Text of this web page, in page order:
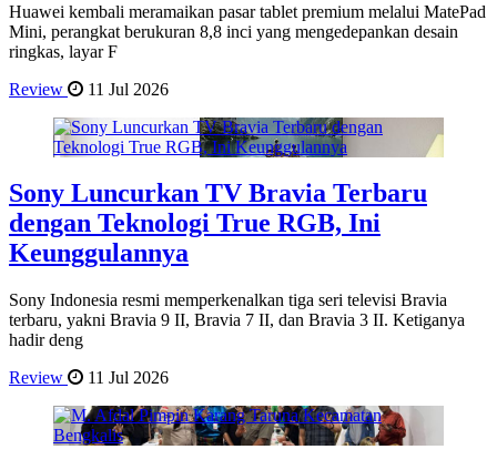
Huawei kembali meramaikan pasar tablet premium melalui MatePad
Mini, perangkat berukuran 8,8 inci yang mengedepankan desain
ringkas, layar F
Review
11 Jul 2026
Sony Luncurkan TV Bravia Terbaru
dengan Teknologi True RGB, Ini
Keunggulannya
Sony Indonesia resmi memperkenalkan tiga seri televisi Bravia
terbaru, yakni Bravia 9 II, Bravia 7 II, dan Bravia 3 II. Ketiganya
hadir deng
Review
11 Jul 2026